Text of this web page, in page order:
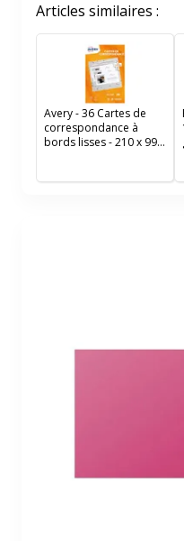
Articles similaires :
Avery - 36 Cartes de
correspondance à
bords lisses - 210 x 99